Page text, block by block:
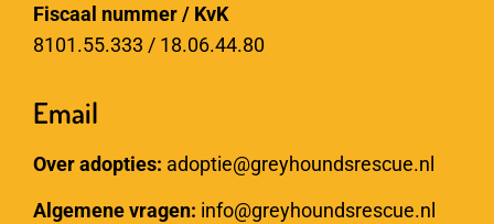
Fiscaal nummer / KvK
8101.55.333 / 18.06.44.80
Email
Over adopties: adoptie@greyhoundsrescue.nl
Algemene vragen: info@greyhoundsrescue.nl